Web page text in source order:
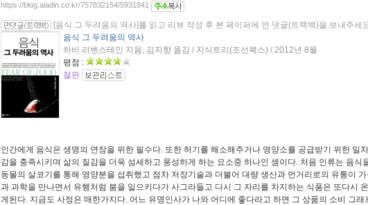
https://blog.aladin.co.kr/757832154/5931841
[음식 그 두려움의 역사]를 읽고 리뷰 작성 후 본 페이퍼에 먼 댓글(트랙백)을 보내주세
음식 그 두려움의 역사
하비 리벤스테인 지음, 김지향 옮김 / 지식트리(조선북스) / 2012년 8월
평점 :
절판
인간에게 음식은 생명의 연장을 위한 필수다. 또한 허기를 해소해주거나 영양소를 공급받기 위한 일
감을 충족시키며 삶의 질감을 더욱 섬세하고 풍성하게 하는 요소중 하나인 셈이다. 처음 인류는 음식
동물의 살코기를 통해 영양분을 섭취했고 점차 저장기술과 더불어 대량 생산과 먼거리로의 유통이
과 과학을 만나면서 유행처럼 붐을 일으키다가 사그라들고 다시 그 자리를 차지하는 식품은 또다시
게된다. 지금도 사정은 매한가지다. 어느 유명인사가 나와 어디에 좋다라고 하면 그 상품의 소비 그